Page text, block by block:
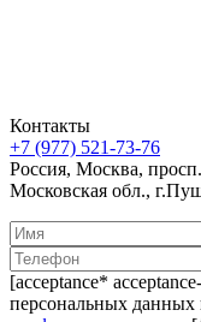
Контакты
+7 (977) 521-73-76
Россия, Москва,
Московская обл.,
[acceptance*
персональных данных